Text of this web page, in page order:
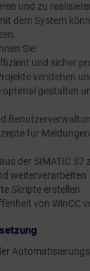
und zu
dem System
Sie:
und sicher
verstehen
optimal gestalten
für
der SIMATIC S7
weiterverarbeiten
Skripte erstellen
von WinCC